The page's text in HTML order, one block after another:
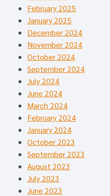
February 2025
January 2025
December 2024
November 2024
October 2024
September 2024
July 2024
June 2024
March 2024
February 2024
January 2024
October 2023
September 2023
August 2023
July 2023
June 2023